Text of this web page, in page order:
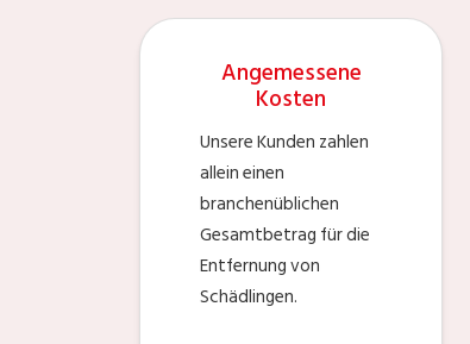
Angemessene
Kosten
Unsere Kunden zahlen
allein einen
branchenüblichen
Gesamtbetrag für die
Entfernung von
Schädlingen.